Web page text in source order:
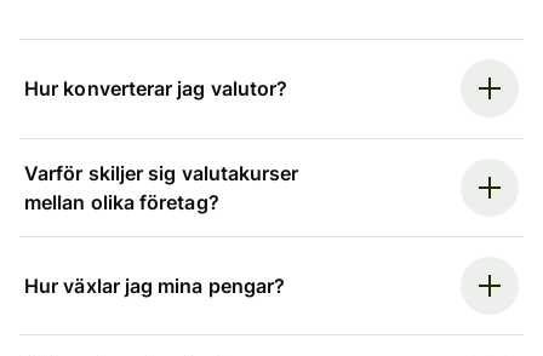
Hur konverterar jag valutor?
Varför skiljer sig valutakurser
mellan olika företag?
Hur växlar jag mina pengar?